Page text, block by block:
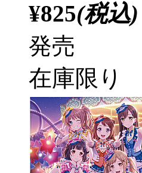
¥825(税込)
発売
在庫限り